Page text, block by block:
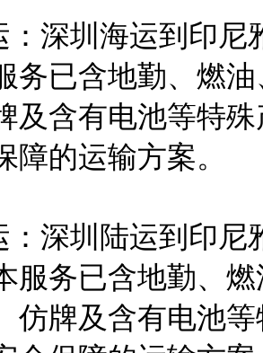
深圳海运到印尼
务已含地勤、燃
及含有电池等特
障的运输方案。
深圳陆运到印尼
服务已含地勤、
仿牌及含有电池